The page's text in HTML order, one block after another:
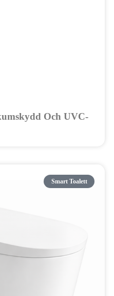
Och UVC-
Smart Toalett